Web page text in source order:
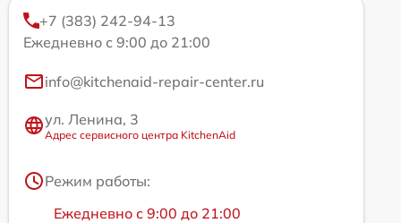
+7 (383) 242-94-13
Ежедневно с 9:00 до 21:00
info@kitchenaid-repair-center.ru
ул. Ленина, 3
Адрес сервисного центра KitchenAid
Режим работы:
Ежедневно с 9:00 до 21:00